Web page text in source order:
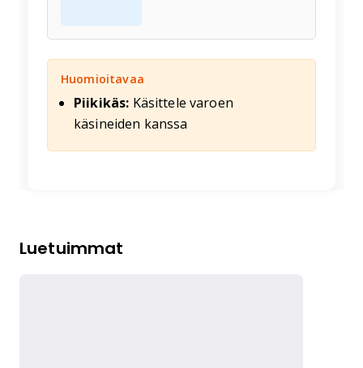
Huomioitavaa
Piikikäs: Käsittele varoen
käsineiden kanssa
Luetuimmat